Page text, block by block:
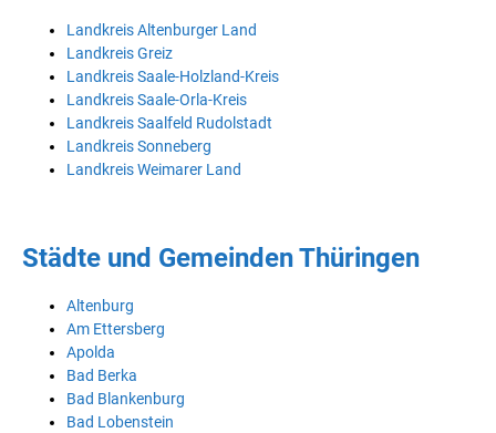
Landkreis Altenburger Land
Landkreis Greiz
Landkreis Saale-Holzland-Kreis
Landkreis Saale-Orla-Kreis
Landkreis Saalfeld Rudolstadt
Landkreis Sonneberg
Landkreis Weimarer Land
Städte und Gemeinden Thüringen
Altenburg
Am Ettersberg
Apolda
Bad Berka
Bad Blankenburg
Bad Lobenstein